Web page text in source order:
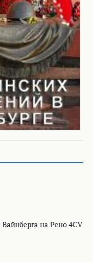
на Рено 4CV